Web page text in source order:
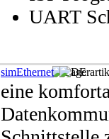
UART
simEthernet
eine